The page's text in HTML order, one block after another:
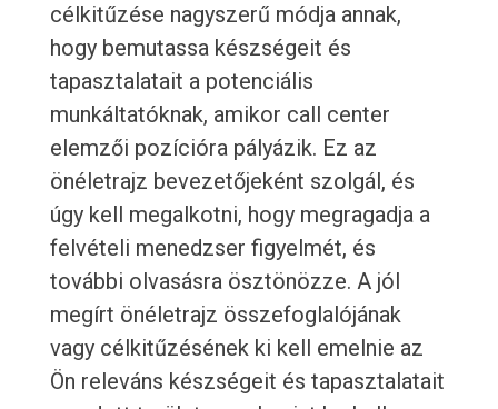
célkitűzése nagyszerű módja annak,
hogy bemutassa készségeit és
tapasztalatait a potenciális
munkáltatóknak, amikor call center
elemzői pozícióra pályázik. Ez az
önéletrajz bevezetőjeként szolgál, és
úgy kell megalkotni, hogy megragadja a
felvételi menedzser figyelmét, és
további olvasásra ösztönözze. A jól
megírt önéletrajz összefoglalójának
vagy célkitűzésének ki kell emelnie az
Ön releváns készségeit és tapasztalatait